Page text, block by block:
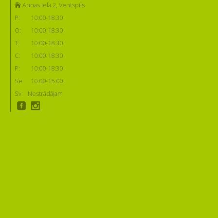
Annas iela 2, Ventspils
P:
10:00-18:30
O:
10:00-18:30
T:
10:00-18:30
C:
10:00-18:30
P:
10:00-18:30
Se:
10:00-15:00
Sv:
Nestrādājam